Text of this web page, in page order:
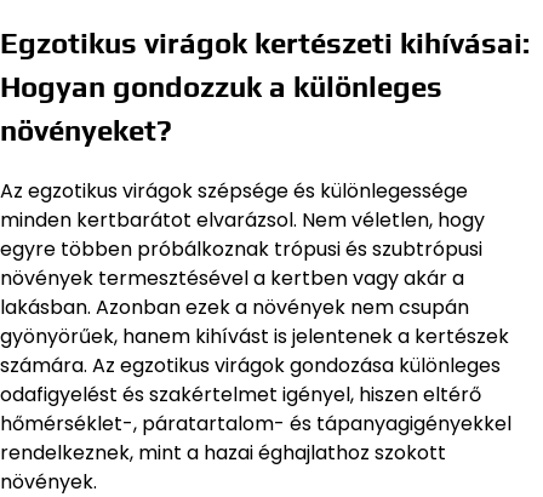
Egzotikus virágok kertészeti kihívásai:
Hogyan gondozzuk a különleges
növényeket?
Az egzotikus virágok szépsége és különlegessége
minden kertbarátot elvarázsol. Nem véletlen, hogy
egyre többen próbálkoznak trópusi és szubtrópusi
növények termesztésével a kertben vagy akár a
lakásban. Azonban ezek a növények nem csupán
gyönyörűek, hanem kihívást is jelentenek a kertészek
számára. Az egzotikus virágok gondozása különleges
odafigyelést és szakértelmet igényel, hiszen eltérő
hőmérséklet-, páratartalom- és tápanyagigényekkel
rendelkeznek, mint a hazai éghajlathoz szokott
növények.